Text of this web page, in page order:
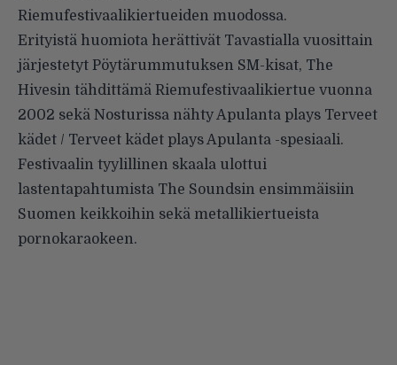
Riemufestivaalikiertueiden muodossa.
Erityistä huomiota herättivät Tavastialla vuosittain
järjestetyt Pöytärummutuksen SM-kisat, The
Hivesin tähdittämä Riemufestivaalikiertue vuonna
2002 sekä Nosturissa nähty Apulanta plays Terveet
kädet / Terveet kädet plays Apulanta -spesiaali.
Festivaalin tyylillinen skaala ulottui
lastentapahtumista The Soundsin ensimmäisiin
Suomen keikkoihin sekä metallikiertueista
pornokaraokeen.